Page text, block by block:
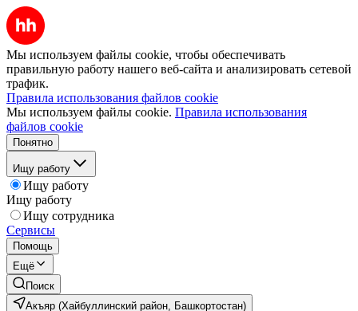
Мы используем файлы cookie, чтобы обеспечивать
правильную работу нашего веб-сайта и анализировать сетевой
трафик.
Правила использования файлов cookie
Мы используем файлы cookie. Правила использования
файлов cookie
Понятно
Ищу работу
Ищу работу
Ищу работу
Ищу сотрудника
Сервисы
Помощь
Ещё
Поиск
Акъяр (Хайбуллинский район, Башкортостан)